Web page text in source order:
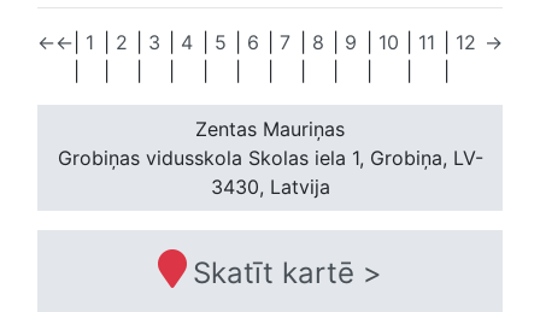
←← 1
2
3
4
5
6
|7
8
9
10
11
12 →
Zentas Mauriņas
Grobiņas vidusskola Skolas iela 1, Grobiņa, LV-
3430, Latvija
Skatīt kartē >